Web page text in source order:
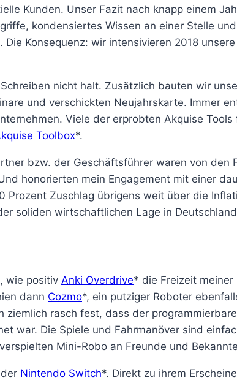
Kunden. Unser Fazit nach knapp einem
kondensiertes Wissen an einer Stelle
Konsequenz: wir intensivieren 2018
nicht halt. Zusätzlich bauten wir
und verschickten Neujahrskarte. Immer
Viele der erprobten Akquise Tools
Toolbox*.
bzw. der Geschäftsführer waren von den
honorierten mein Engagement mit einer
Prozent Zuschlag übrigens weit über die
soliden wirtschaftlichen Lage in
wie positiv Anki Overdrive* die Freizeit
dann Cozmo*, ein putziger Roboter
ziemlich rasch fest, dass der
war. Die Spiele und Fahrmanöver sind
Mini-Robo an Freunde und
Nintendo Switch*. Direkt zu ihrem